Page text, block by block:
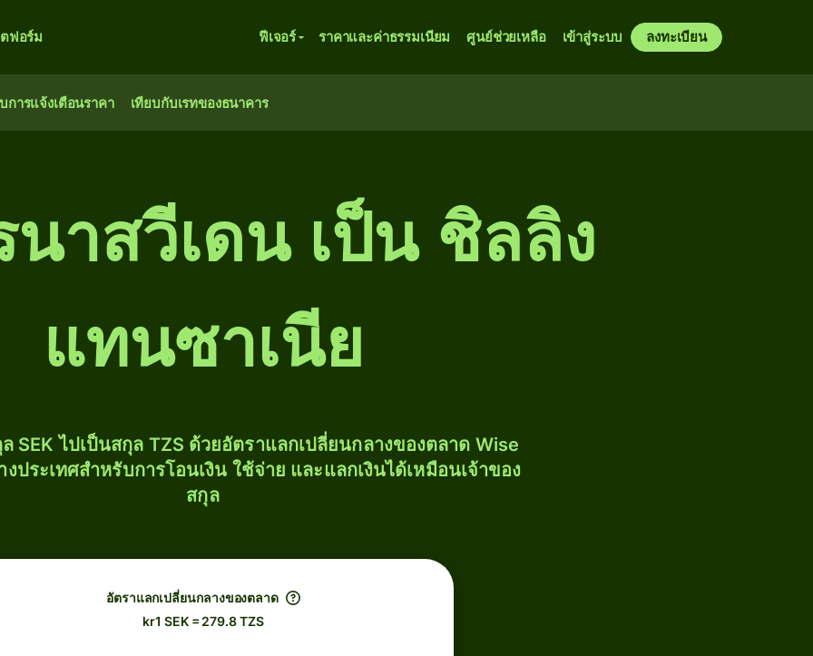
ฟอร์ม ฟีเจอร์ ราคาและค่าธรรมเนียม ศูนย์ช่วยเหลือ เข้าสู่ระบบ ลงทะเบียน
การแจ้งเตือนราคา เทียบกับเรทของธนาคาร
นาสวีเดน เป็น ชิลลิง
แทนซาเนีย
SEK ไปเป็นสกุล TZS ด้วยอัตราแลกเปลี่ยนกลางของตลาด Wise
ประเทศสำหรับการโอนเงิน ใช้จ่าย และแลกเงินได้เหมือนเจ้าของ
สกุล
อัตราแลกเปลี่ยนกลางของตลาด
kr1 SEK = 279.8 TZS